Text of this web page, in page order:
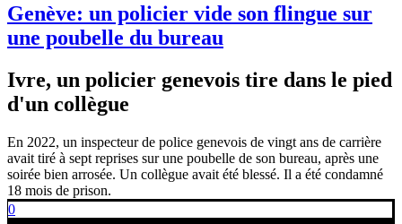
Genève: un policier vide son flingue sur
une poubelle du bureau
Ivre, un policier genevois tire dans le pied
d'un collègue
En 2022, un inspecteur de police genevois de vingt ans de carrière
avait tiré à sept reprises sur une poubelle de son bureau, après une
soirée bien arrosée. Un collègue avait été blessé. Il a été condamné
18 mois de prison.
0